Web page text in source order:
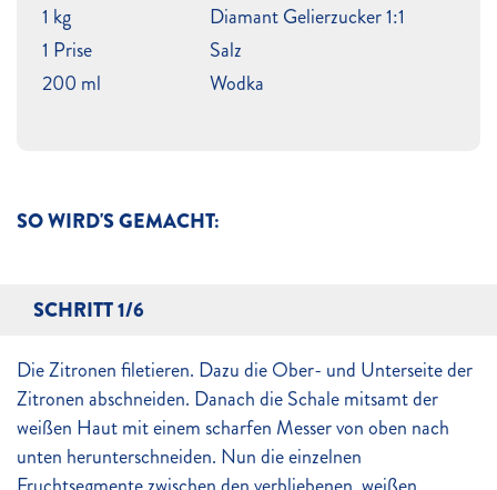
SO WIRD'S GEMACHT:
SCHRITT 1/6
Die Zitronen filetieren. Dazu die Ober- und Unterseite der
Zitronen abschneiden. Danach die Schale mitsamt der
weißen Haut mit einem scharfen Messer von oben nach
unten herunterschneiden. Nun die einzelnen
1 kg
Diamant Gelierzucker 1:1
1 Prise
Salz
200 ml
Wodka